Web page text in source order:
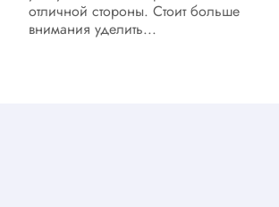
отличной стороны. Стоит больше
внимания уделить...